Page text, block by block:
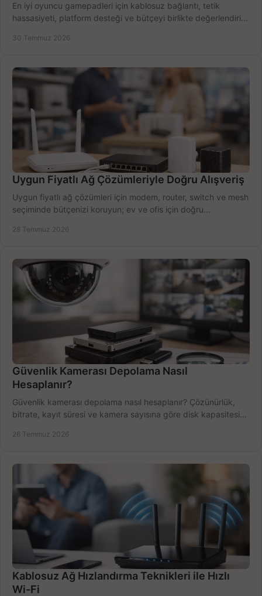
En iyi oyuncu gamepadleri için kablosuz bağlantı, tetik
hassasiyeti, platform desteği ve bütçeyi birlikte değerlendirin;
30 Temmuz 2026
Uygun Fiyatlı Ağ Çözümleriyle Doğru Alışveriş
Uygun fiyatlı ağ çözümleri için modem, router, switch ve mesh
seçiminde bütçenizi koruyun; ev ve ofis için doğru
28 Temmuz 2026
Güvenlik Kamerası Depolama Nasıl
Hesaplanır?
Güvenlik kamerası depolama nasıl hesaplanır? Çözünürlük,
bitrate, kayıt süresi ve kamera sayısına göre disk kapasitesini
26 Temmuz 2026
Kablosuz Ağ Hızlandırma Teknikleri ile Hızlı
Wi-Fi